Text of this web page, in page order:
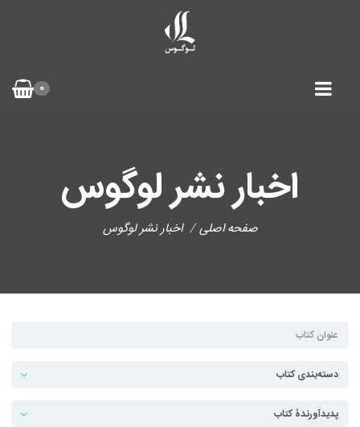
0
اخبار نشر لوگوس
صفحه اصلی اخبار نشر لوگوس